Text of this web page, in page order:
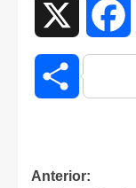
Compartir
Anterior: